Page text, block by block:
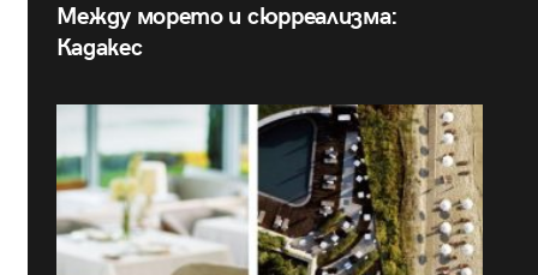
Между морето и сюрреализма:
Кадакес